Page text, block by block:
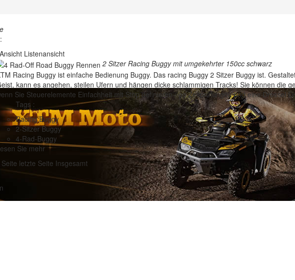
Listenansicht
2 Sitzer Racing Buggy mit umgekehrter 150cc schwarz
Racing Buggy ist einfache Bedienung Buggy. Das racing Buggy 2 Sitzer Buggy ist.
kann es angehen, steilen Ufern und hängen dicke schlammigen Tracks! Sie können die
Sie Steuerelemente Einfachheit mit Stop definieren / go Zeitprüfungen und eine Drossel
Tags :
Racing Buggy
2-Sitzer Buggy
4-Rad-Buggy
Sie mehr
letzte Seite Insgesamt